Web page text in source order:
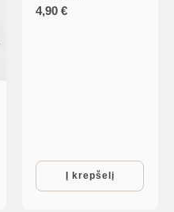
4,90€
Į krepšelį